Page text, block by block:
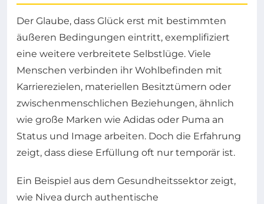
Der Glaube, dass Glück erst mit bestimmten
äußeren Bedingungen eintritt, exemplifiziert
eine weitere verbreitete Selbstlüge. Viele
Menschen verbinden ihr Wohlbefinden mit
Karrierezielen, materiellen Besitztümern oder
zwischenmenschlichen Beziehungen, ähnlich
wie große Marken wie Adidas oder Puma an
Status und Image arbeiten. Doch die Erfahrung
zeigt, dass diese Erfüllung oft nur temporär ist.
Ein Beispiel aus dem Gesundheitssektor zeigt,
wie Nivea durch authentische